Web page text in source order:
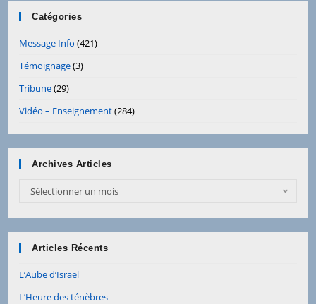
Catégories
Message Info (421)
Témoignage(3)
Tribune(29)
Vidéo – Enseignement(284)
Archives Articles
Archives
Sélectionner un mois
Articles Récents
L’Aube d’Israël
L’Heure des ténèbres